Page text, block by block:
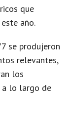
que
año.
se produjeron
relevantes,
los
a lo largo de